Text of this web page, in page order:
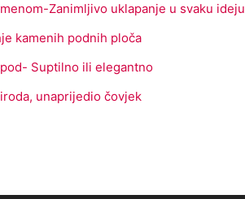
Zanimljivo uklapanje u svaku ideju
kamenih podnih ploča
Suptilno ili elegantno
unaprijedio čovjek